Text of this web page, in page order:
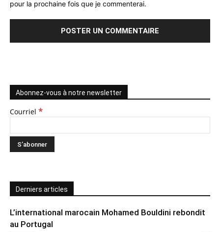
pour la prochaine fois que je commenterai.
Abonnez-vous à notre newsletter
Courriel *
Derniers articles
L’international marocain Mohamed Bouldini rebondit
au Portugal